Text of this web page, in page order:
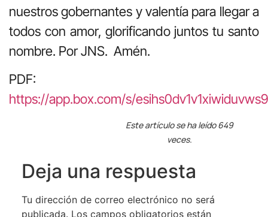
nuestros gobernantes y valentía para llegar a
todos con amor, glorificando juntos tu santo
nombre. Por JNS. Amén.
PDF:
https://app.box.com/s/
Este artículo se ha leído 649
veces.
Deja una respuesta
Tu dirección de correo electrónico no será
publicada. Los campos obligatorios están